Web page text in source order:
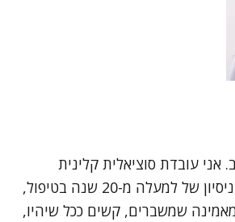
אני עובדת סוציאלית קלינית
ופסיכותרפיסטית עם ניסיון של למעלה מ-20 שנה בטיפול,
שמשברים, קשים ככל שיהיו,